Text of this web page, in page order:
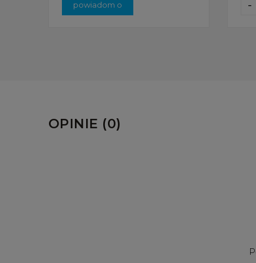
powiadom o
-
OPINIE (0)